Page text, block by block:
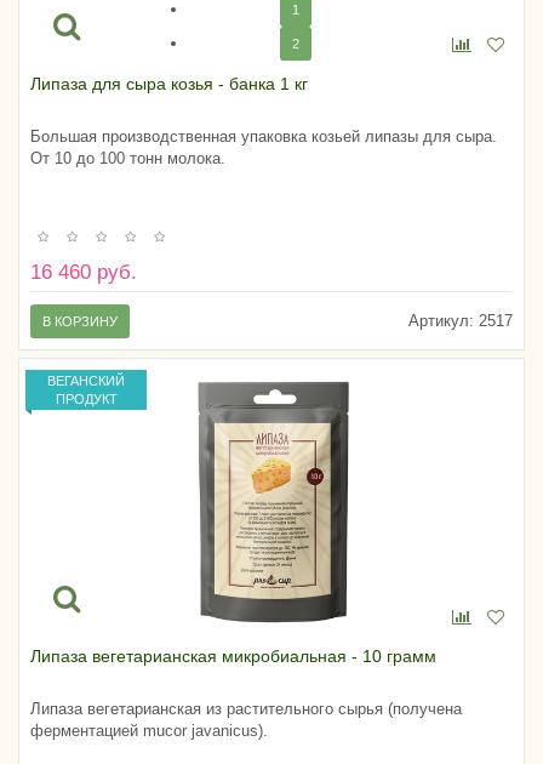
1
2
Липаза для сыра козья - банка 1 кг
Большая производственная упаковка козьей липазы для сыра.
От 10 до 100 тонн молока.
16 460 руб.
Артикул: 2517
В КОРЗИНУ
ВЕГАНСКИЙ
ПРОДУКТ
Липаза вегетарианская микробиальная - 10 грамм
Липаза вегетарианская из растительного сырья (получена
ферментацией mucor javanicus).